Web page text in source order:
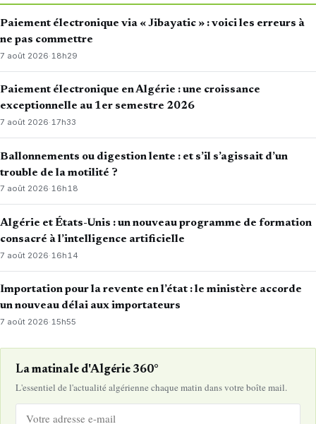
Paiement électronique via « Jibayatic » : voici les erreurs à
ne pas commettre
7 août 2026· 18h29
Paiement électronique en Algérie : une croissance
exceptionnelle au 1er semestre 2026
7 août 2026·17h33
Ballonnements ou digestion lente : et s’il s’agissait d’un
trouble de la motilité ?
7 août 2026·16h18
Algérie et États-Unis : un nouveau programme de formation
consacré à l’intelligence artificielle
7 août 2026·16h14
Importation pour la revente en l’état : le ministère accorde
un nouveau délai aux importateurs
7 août 2026·15h55
La matinale d'Algérie 360°
L'essentiel de l'actualité algérienne chaque matin dans votre boîte mail.